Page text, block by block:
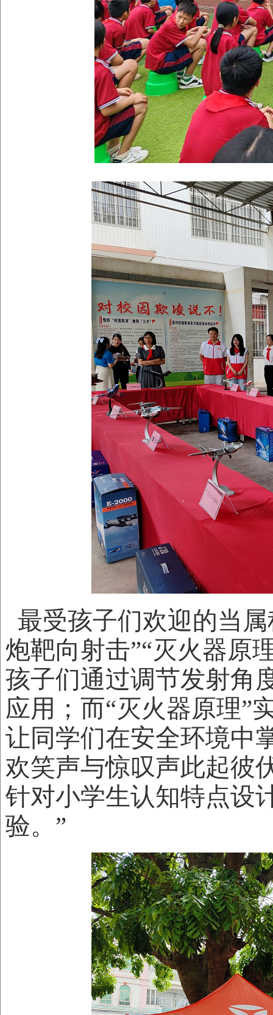
最受孩子们欢迎的当
炮靶向射击”“灭火器原
孩子们通过调节发射角
应用；而“灭火器原理”
让同学们在安全环境中
欢笑声与惊叹声此起彼
针对小学生认知特点设
验。”